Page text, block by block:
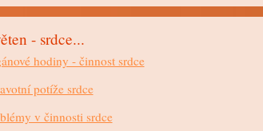
- srdce...
hodiny - činnost srdce
potíže srdce
v činnosti srdce